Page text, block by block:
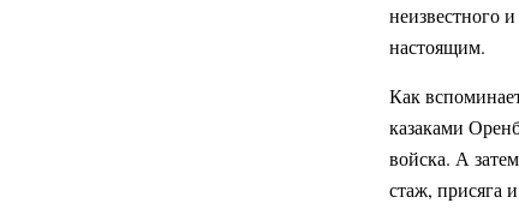
неизвестного
настоящим.
Как
казаками
войска. А
стаж, присяга